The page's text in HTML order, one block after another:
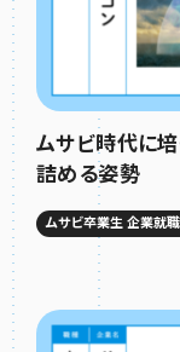
ムサビ時代に培
詰める姿勢
ムサビ卒業生 企業就